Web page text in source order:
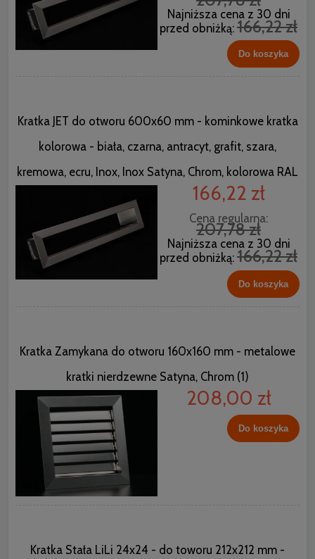
Najniższa cena z 30 dni
przed obniżką: 166,22 zł
Do koszyka
Kratka JET do otworu 600x60 mm - kominkowe kratka
kolorowa - biała, czarna, antracyt, grafit, szara,
kremowa, ecru, Inox, Inox Satyna, Chrom, kolorowa RAL
166,22 zł
Cena regularna:
207,78 zł
Najniższa cena z 30 dni
przed obniżką: 166,22 zł
Do koszyka
Kratka Zamykana do otworu 160x160 mm - metalowe
kratki nierdzewne Satyna, Chrom (1)
208,00 zł
Do koszyka
Kratka Stała LiLi 24x24 - do toworu 212x212 mm -